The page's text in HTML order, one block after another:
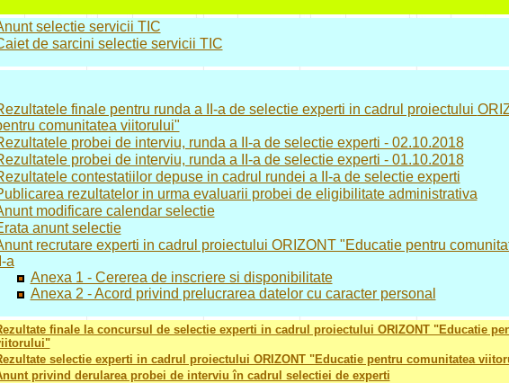
selectie servicii TIC
de sarcini selectie servicii TIC
finale pentru runda a II-a de selectie experti in cadrul proiectului
comunitatea viitorului"
probei de interviu, runda a II-a de selectie experti - 02.10.2018
probei de interviu, runda a II-a de selectie experti - 01.10.2018
contestatiilor depuse in cadrul rundei a II-a de selectie experti
rezultatelor in urma evaluarii probei de eligibilitate administrativa
modificare calendar selectie
anunt selectie
recrutare experti in cadrul proiectului ORIZONT "Educatie pentru
II-a
Anexa 1 - Cererea de inscriere si disponibilitate
Anexa 2 - Acord privind prelucrarea datelor cu caracter personal
finale la concursul de selectie experti in cadrul proiectului ORIZONT "Educatie
selectie experti in cadrul proiectului ORIZONT "Educatie pentru comunitatea
privind derularea probei de interviu în cadrul selectiei de experti